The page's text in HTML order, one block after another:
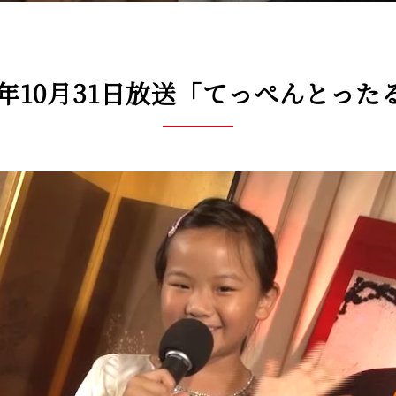
10月31日放送「てっぺんとった